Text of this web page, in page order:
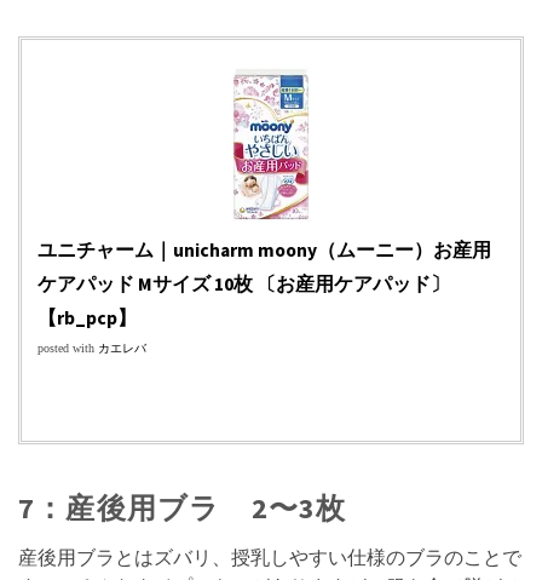
ユニチャーム｜unicharm moony（ムーニー）お産用
ケアパッド Mサイズ 10枚 〔お産用ケアパッド〕
【rb_pcp】
posted with カエレバ
7：産後用ブラ 2〜3枚
産後用ブラとはズバリ、授乳しやすい仕様のブラのことで